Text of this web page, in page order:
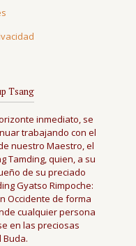
Tsang
inmediato, se
trabajando con el
nuestro Maestro, el
Tamding, quien, a su
de su preciado
Gyatso Rimpoche:
Occidente de forma
cualquier persona
en las preciosas